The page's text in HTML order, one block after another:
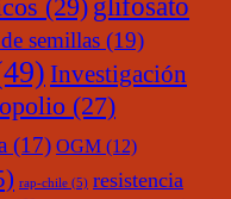
(29)
semillas (19)
Investigación
(27)
(17) OGM (12)
rap-chile (5) resistencia